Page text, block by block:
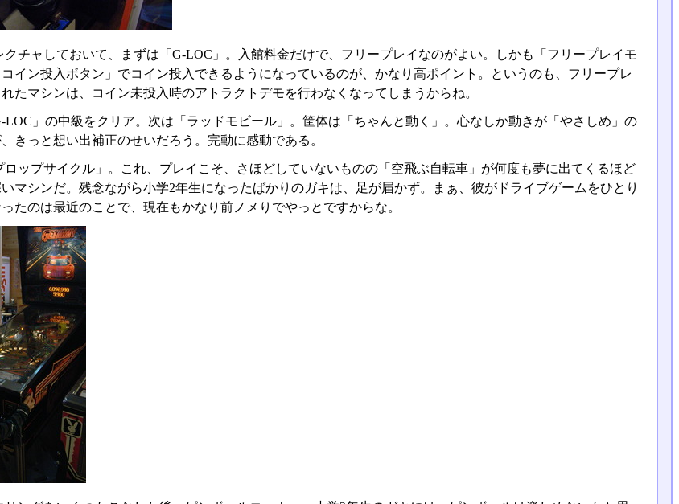
クチャしておいて、まずは「G-LOC」。入館料金だけで、フリープレイなのがよい。しかも「フリープレイモ
イン投入ボタン」でコイン投入できるようになっているのが、かなり高ポイント。というのも、フリープレ
たマシンは、コイン未投入時のアトラクトデモを行わなくなってしまうからね。
LOC」の中級をクリア。次は「ラッドモビール」。筐体は「ちゃんと動く」。心なしか動きが「やさしめ」の
きっと想い出補正のせいだろう。完動に感動である。
ロップサイクル」。これ、プレイこそ、さほどしていないものの「空飛ぶ自転車」が何度も夢に出てくるほど
マシンだ。残念ながら小学2年生になったばかりのガキは、足が届かず。まぁ、彼がドライブゲームをひとり
たのは最近のことで、現在もかなり前ノメりでやっとですからな。